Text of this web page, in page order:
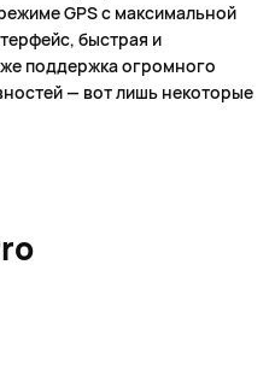
GPS с максимальной
быстрая и
поддержка огромного
— вот лишь некоторые